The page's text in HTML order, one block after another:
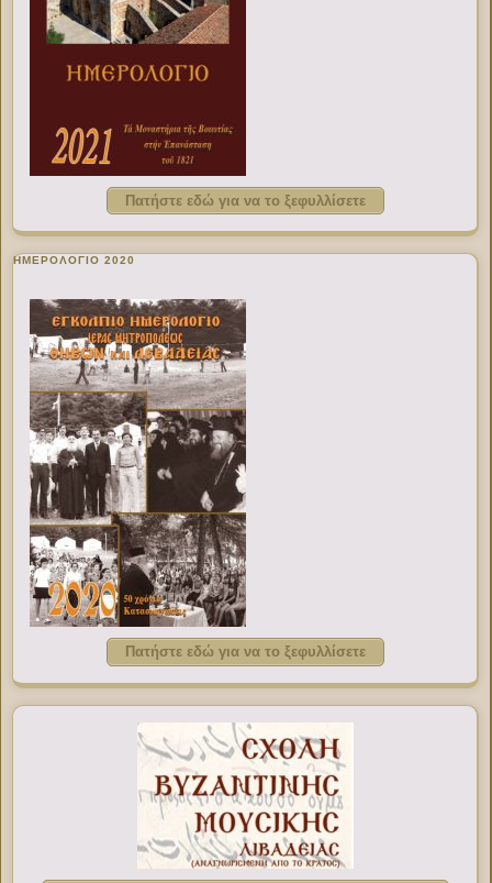
Πατήστε εδώ για να το ξεφυλλίσετε
ΗΜΕΡΟΛΟΓΙΟ 2020
Πατήστε εδώ για να το ξεφυλλίσετε